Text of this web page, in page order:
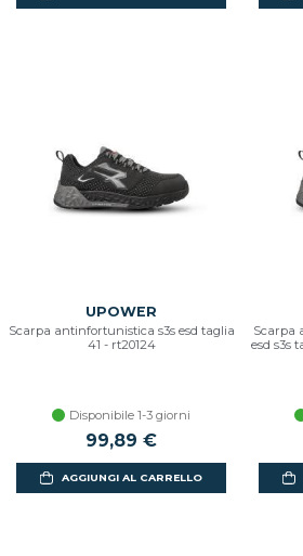
UPOWER
Scarpa antinfortunistica s3s esd taglia
41 - rt20124
Disponibile 1-3 giorni
99,89 €
AGGIUNGI AL CARRELLO
Scarpa
esd s3s